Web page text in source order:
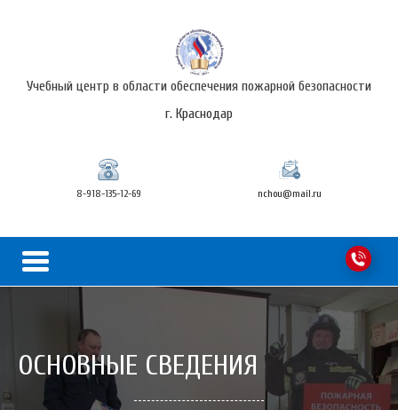
Учебный центр в области обеспечения пожарной безопасности
г. Краснодар
8-918-135-12-69 nchou@mail.ru
ОСНОВНЫЕ СВЕДЕНИЯ